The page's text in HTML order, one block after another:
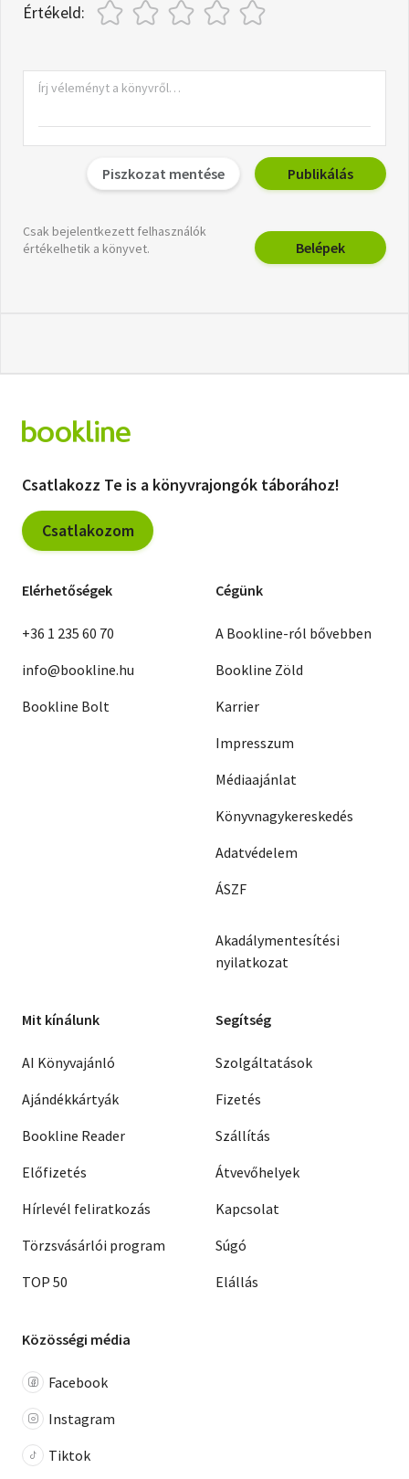
Értékeld:
Piszkozat mentése Publikálás
Csak bejelentkezett felhasználók
értékelhetik a könyvet.
Belépek
Csatlakozz Te is a könyvrajongók táborához!
Csatlakozom
Elérhetőségek
+36 1 235 60 70
info@bookline.hu
Bookline Bolt
Cégünk
A Bookline-ról bővebben
Bookline Zöld
Karrier
Impresszum
Médiaajánlat
Könyvnagykereskedés
Adatvédelem
ÁSZF
Akadálymentesítési
nyilatkozat
Mit kínálunk
AI Könyvajánló
Ajándékkártyák
Bookline Reader
Előfizetés
Hírlevél feliratkozás
Törzsvásárlói program
TOP 50
Segítség
Szolgáltatások
Fizetés
Szállítás
Átvevőhelyek
Kapcsolat
Súgó
Elállás
Közösségi média
Facebook
Instagram
Tiktok